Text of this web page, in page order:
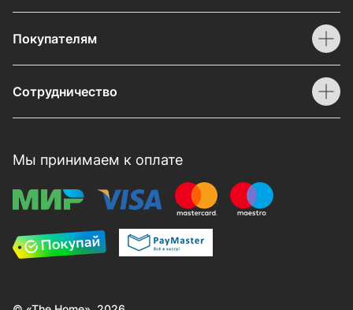
Покупателям
Сотрудничество
Мы принимаем к оплате